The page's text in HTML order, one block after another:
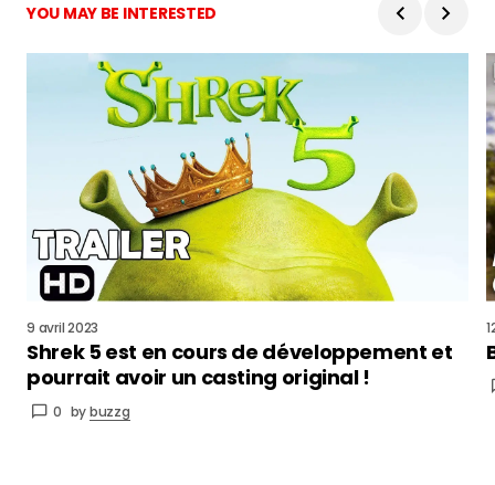
YOU MAY BE INTERESTED
9 avril 2023
Shrek 5 est en cours de développement et
pourrait avoir un casting original !
0 bybuzzg